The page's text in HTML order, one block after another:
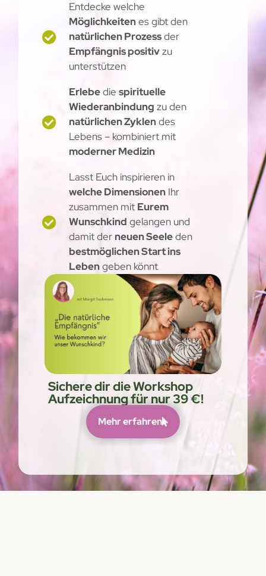
Entdecke welche
Möglichkeitenes gibt den
natürlichen Prozessder
Empfängnis positivzu
unterstützen
Erlebedie spirituelle
Wiederanbindung zu den
natürlichen Zyklendes
Lebens – kombiniert mit
moderner Medizin
Lasst Euch inspirieren in
welche DimensionenIhr
zusammen mit Eurem
Wunschkind gelangen und
damit der neuen Seeleden
bestmöglichen Start ins
Lebengeben könnt
Sichere dir die Workshop
Aufzeichnung für nur 39 €!
Mehr erfahren